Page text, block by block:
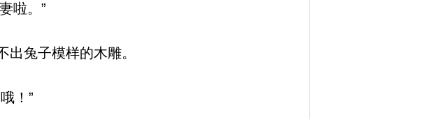
啦。”
兔子模样的木雕。
！”